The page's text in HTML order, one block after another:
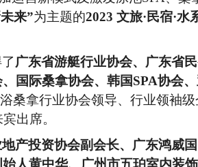
来”为主题的2023 文旅·民宿·水
广东省游艇行业协会、广东省
国际桑拿协会、韩国SPA协会
桑拿行业协会领导、行业领袖
出席。
产投资协会副会长、 广东鸿威
人黄中华、广州市五珀室内装